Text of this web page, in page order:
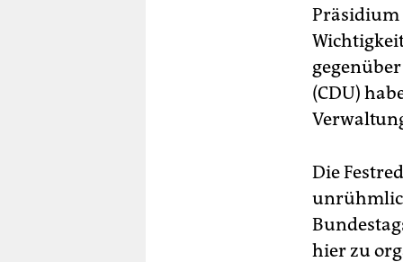
Präsidium
(CDU)
Die
hier zu